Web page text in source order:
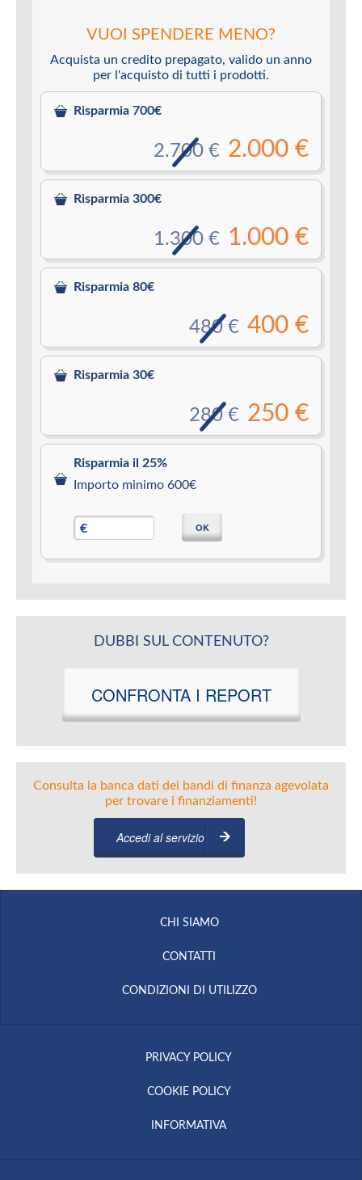
VUOI SPENDERE MENO?
Acquista un credito prepagato, valido un anno
per l'acquisto di tutti i prodotti.
Risparmia 700€
2.000 €
2.700 €
Risparmia 300€
1.000 €
1.300 €
Risparmia 80€
400 €
480 €
Risparmia 30€
250 €
280 €
Risparmia il 25%
Importo minimo 600€
€ OK
DUBBI SUL CONTENUTO?
CONFRONTA I REPORT
Consulta la banca dati dei bandi di finanza agevolata
per trovare i finanziamenti!
Accedi al servizio
CHI SIAMO
CONTATTI
CONDIZIONI DI UTILIZZO
PRIVACY POLICY
COOKIE POLICY
INFORMATIVA